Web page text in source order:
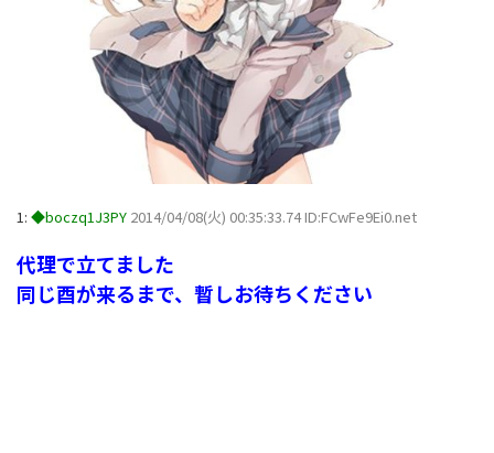
1: ◆boczq1J3PY 2014/04/08(火) 00:35:33.74 ID:FCwFe9Ei0.net
代理で立てました
同じ酉が来るまで、暫しお待ちください